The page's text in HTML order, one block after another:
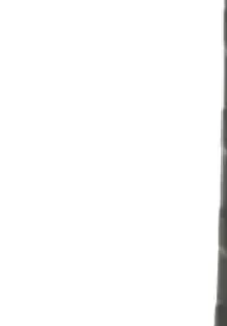
Emate THR328, büyük
geometrik tasarımıyla iç
TFA Paslanmaz Yüzer
Güvenilir ve Pratik Su
Dayanıklı paslanmaz çelik
Yüzer Havuz Termometresi,
pratik şekilde ölçmenize
Pakkens Çay Makinesi
Endüstriyel ve Ev